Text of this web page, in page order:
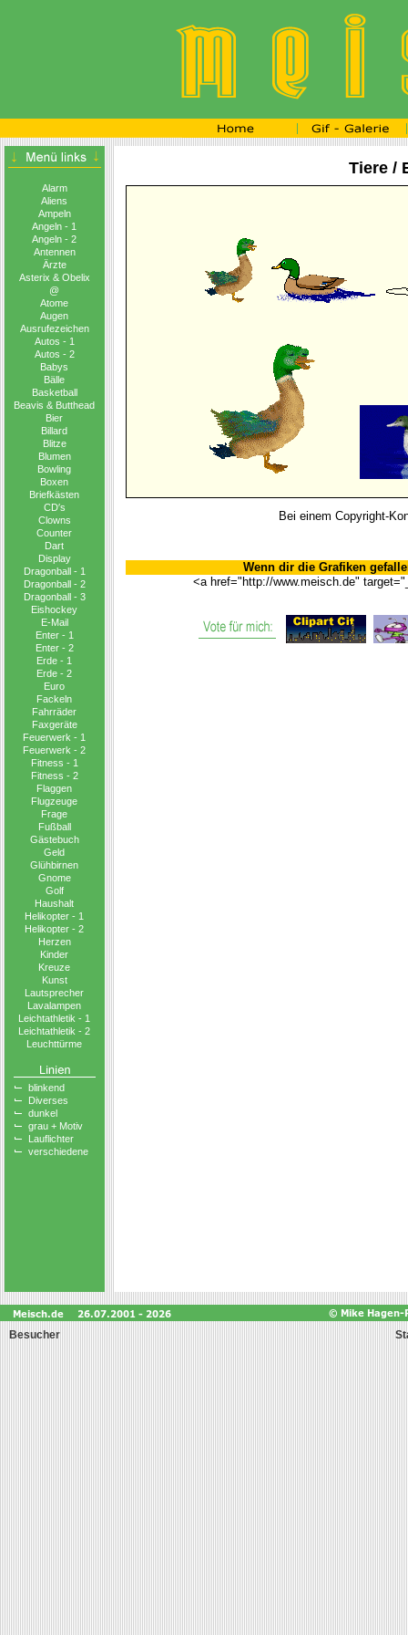
Alarm
Aliens
Ampeln
Angeln - 1
Angeln - 2
Antennen
Ärzte
Asterix & Obelix
@
Atome
Augen
Ausrufezeichen
Autos - 1
Autos - 2
Babys
Bälle
Basketball
Beavis & Butthead
Bier
Billard
Blitze
Blumen
Bowling
Boxen
Briefkästen
CD′s
Clowns
Counter
Dart
Display
Dragonball - 1
Dragonball - 2
Dragonball - 3
Eishockey
E-Mail
Enter - 1
Enter - 2
Erde - 1
Erde - 2
Euro
Fackeln
Fahrräder
Faxgeräte
Feuerwerk - 1
Feuerwerk - 2
Fitness - 1
Fitness - 2
Flaggen
Flugzeuge
Frage
Fußball
Gästebuch
Geld
Glühbirnen
Gnome
Golf
Haushalt
Helikopter - 1
Helikopter - 2
Herzen
Kinder
Kreuze
Kunst
Lautsprecher
Lavalampen
Leichtathletik - 1
Leichtathletik - 2
Leuchttürme
blinkend
Diverses
dunkel
grau + Motiv
Lauflichter
verschiedene
Tiere /
Bei einem Copyright-
Wenn dir die Grafiken
<a href="http://www.meisch.de"
Besucher